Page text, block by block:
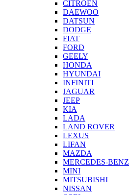
CITROEN
DAEWOO
DATSUN
DODGE
FIAT
FORD
GEELY
HONDA
HYUNDAI
INFINITI
JAGUAR
JEEP
KIA
LADA
LAND ROVER
LEXUS
LIFAN
MAZDA
MERCEDES-BENZ
MINI
MITSUBISHI
NISSAN